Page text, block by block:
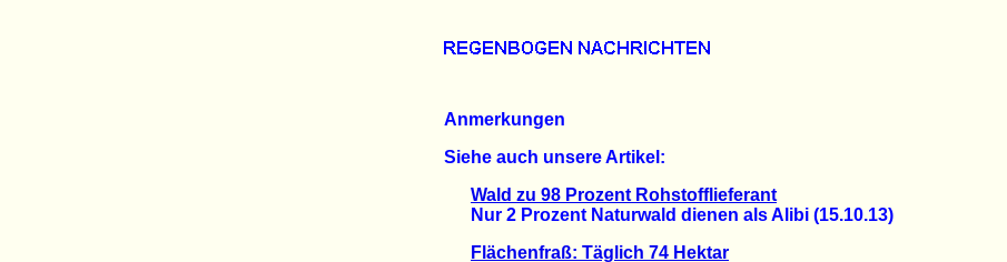
Anmerkungen
Siehe auch unsere Artikel:
Wald zu 98 Prozent Rohstofflieferant
Nur 2 Prozent Naturwald dienen als Alibi (15.10.13)
Flächenfraß: Täglich 74 Hektar